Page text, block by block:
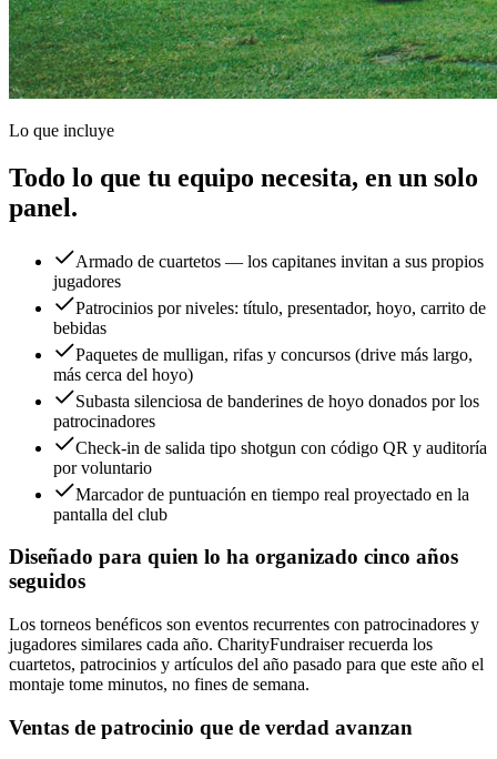
Lo que incluye
Todo lo que tu equipo necesita, en un solo
panel.
Armado de cuartetos — los capitanes invitan a sus propios
jugadores
Patrocinios por niveles: título, presentador, hoyo, carrito de
bebidas
Paquetes de mulligan, rifas y concursos (drive más largo,
más cerca del hoyo)
Subasta silenciosa de banderines de hoyo donados por los
patrocinadores
Check-in de salida tipo shotgun con código QR y auditoría
por voluntario
Marcador de puntuación en tiempo real proyectado en la
pantalla del club
Diseñado para quien lo ha organizado cinco años
seguidos
Los torneos benéficos son eventos recurrentes con patrocinadores y
jugadores similares cada año. CharityFundraiser recuerda los
cuartetos, patrocinios y artículos del año pasado para que este año el
montaje tome minutos, no fines de semana.
Ventas de patrocinio que de verdad avanzan